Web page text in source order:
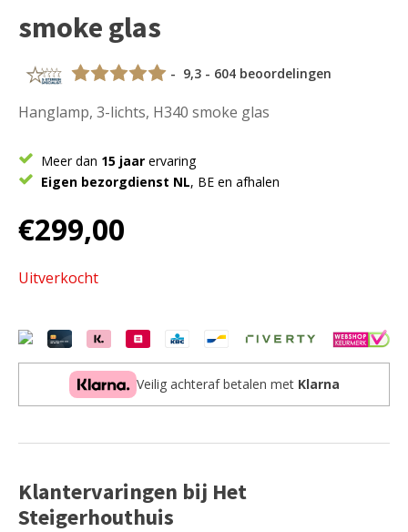
smoke glas
- 9,3 - 604 beoordelingen
Hanglamp, 3-lichts, H340 smoke glas
Meer dan 15 jaar ervaring
Eigen bezorgdienst NL, BE en afhalen
€299,00
Uitverkocht
Veilig achteraf betalen met Klarna
Klantervaringen bij Het
Steigerhouthuis